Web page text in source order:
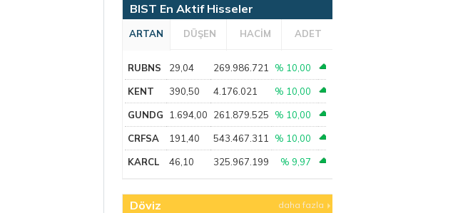
BIST En Aktif Hisseler
ARTAN DÜŞEN HACİM ADET
RUBNS 29,04 269.986.721 % 10,00
KENT 390,50 4.176.021 % 10,00
GUNDG 1.694,00 261.879.525 % 10,00
CRFSA 191,40 543.467.311 % 10,00
KARCL 46,10 325.967.199 % 9,97
Döviz daha fazla